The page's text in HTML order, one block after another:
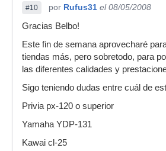
#10 por Rufus31 el 08/05/2008
Gracias Belbo!
Este fin de semana aprovecharé
tiendas más, pero sobretodo, para
las diferentes calidades y
Sigo teniendo dudas entre cuál de
Privia px-120 o superior
Yamaha YDP-131
Kawai cl-25